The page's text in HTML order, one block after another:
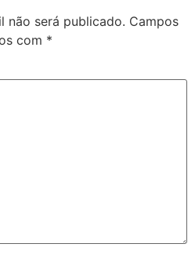
não será publicado. Campos
com *